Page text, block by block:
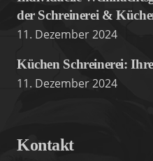
der Schreinerei &
11. Dezember 2024
Küchen Schreinerei:
11. Dezember 2024
Kontakt